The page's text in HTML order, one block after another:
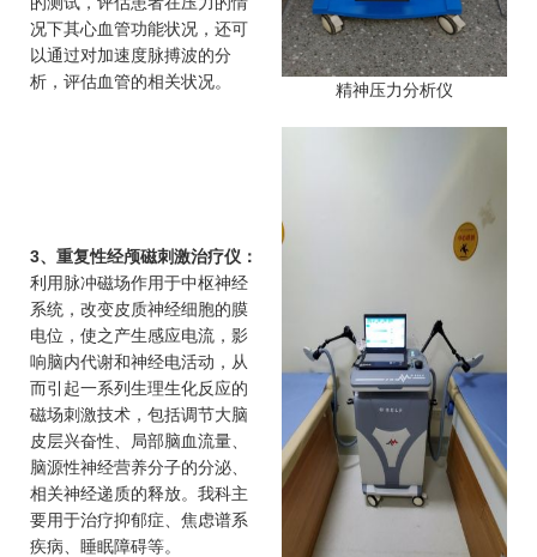
况下其心血管功能状况，还可
以通过对加速度脉搏波的分
析，评估血管的相关状况。
精神压力分析仪
3、重复性经颅磁刺激治疗仪：
利用脉冲磁场作用于中枢神经
系统，改变皮质神经细胞的膜
电位，使之产生感应电流，影
响脑内代谢和神经电活动，从
而引起一系列生理生化反应的
磁场刺激技术，包括调节大脑
皮层兴奋性、局部脑血流量、
脑源性神经营养分子的分泌、
相关神经递质的释放。我科主
要用于治疗抑郁症、焦虑谱系
疾病、睡眠障碍等。